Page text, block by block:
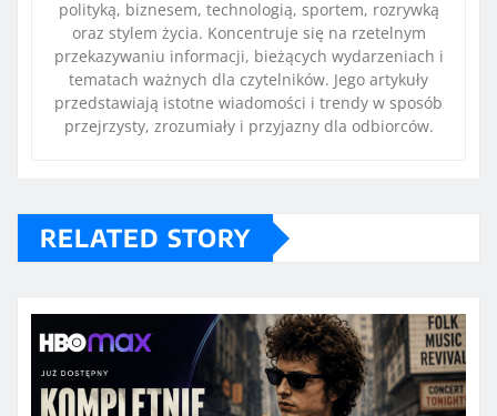
polityką, biznesem, technologią, sportem, rozrywką
oraz stylem życia. Koncentruje się na rzetelnym
przekazywaniu informacji, bieżących wydarzeniach i
tematach ważnych dla czytelników. Jego artykuły
przedstawiają istotne wiadomości i trendy w sposób
przejrzysty, zrozumiały i przyjazny dla odbiorców.
RELATED STORY